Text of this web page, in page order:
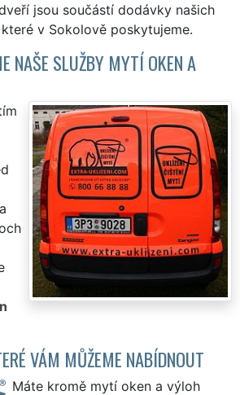
jsou součástí dodávky našich
v Sokolově poskytujeme.
NAŠE SLUŽBY MYTÍ OKEN A
VÁM MŮŽEME NABÍDNOUT
Máte kromě mytí oken a výloh